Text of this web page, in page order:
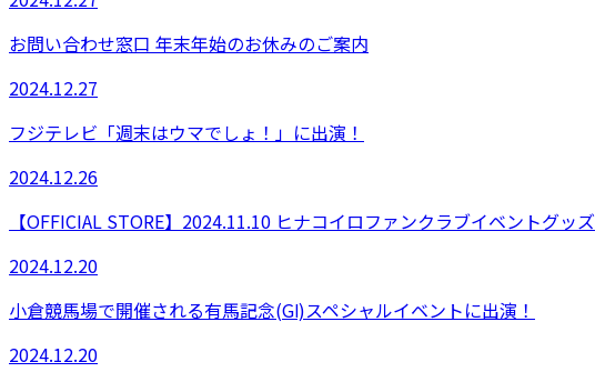
お問い合わせ窓口 年末年始のお休みのご案内
2024.12.27
フジテレビ「週末はウマでしょ！」に出演！
2024.12.26
【OFFICIAL STORE】2024.11.10 ヒナコイロファンクラブイベントグッズ
2024.12.20
小倉競馬場で開催される有馬記念(GⅠ)スペシャルイベントに出演！
2024.12.20